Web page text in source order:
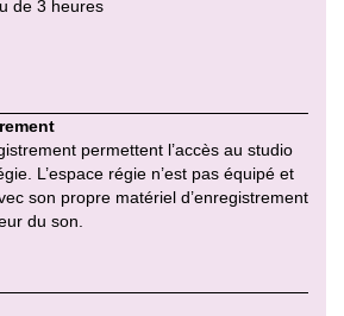
de 3 heures
permettent l’accès au studio
L’espace régie n’est pas équipé et
son propre matériel d’enregistrement
du son.